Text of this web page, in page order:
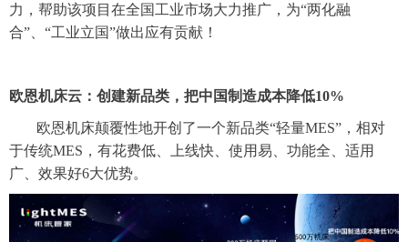
力，帮助该项目在全国工业市场大力推广，为“两化融
合”、“工业立国”做出应有贡献！
欧恩机床云：创建新品类，把中国制造成本降低10%
欧恩机床颠覆性地开创了一个新品类“轻量MES”，相对
于传统MES，有花费低、上线快、使用易、功能全、适用
广、效果好6大优势。